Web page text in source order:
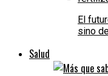
El
sino
Salud